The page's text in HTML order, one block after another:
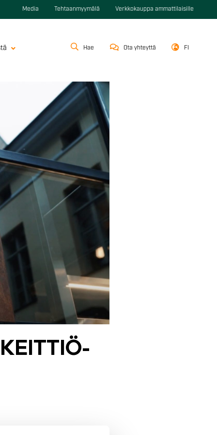
Media Tehtaanmyymälä Verkkokauppa ammattilaisille
Hae Ota yhteyttä FI